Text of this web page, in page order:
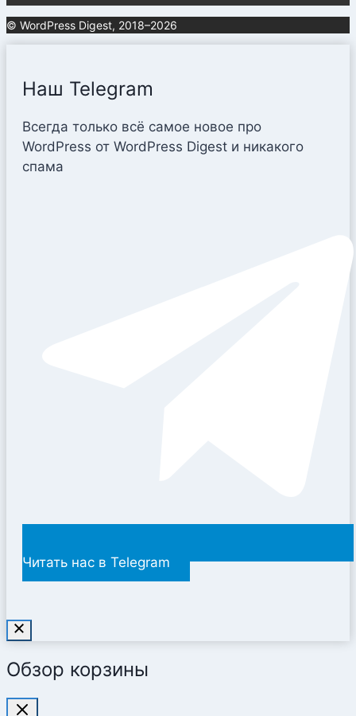
© WordPress Digest, 2018–2026
Наш Telegram
Всегда только всё самое новое про
WordPress от WordPress Digest и никакого
спама
Читать нас в Telegram
Обзор корзины